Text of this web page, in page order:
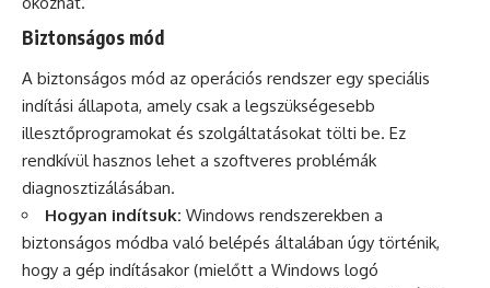
Biztonságos mód
A biztonságos mód az operációs rendszer egy speciális
indítási állapota, amely csak a legszükségesebb
illesztőprogramokat és szolgáltatásokat tölti be. Ez
rendkívül hasznos lehet a szoftveres problémák
diagnosztizálásában.
Hogyan indítsuk: Windows rendszerekben a
biztonságos módba való belépés általában úgy történik,
hogy a gép indításakor (mielőtt a Windows logó